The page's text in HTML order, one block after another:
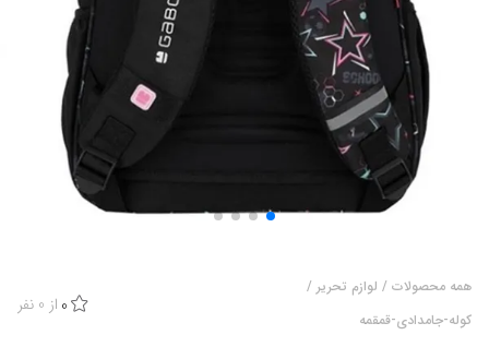
همه محصولات / لوازم تحریر /
کوله-جامدادی-قمقمه
0 از 0 نفر